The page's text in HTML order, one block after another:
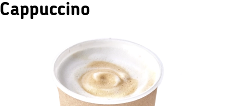
Cappuccino